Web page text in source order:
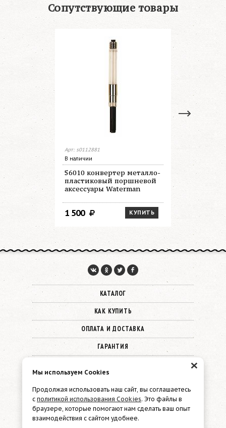
Сопутствующие товары
Арт: s0112881
В наличии
56010 конвертер металло-
пластиковый поршневой
аксессуары Waterman
КУПИТЬ
1 500
В наличии
51061
КАТАЛОГ
КАК КУПИТЬ
ОПЛАТА И ДОСТАВКА
ГАРАНТИЯ
Политика конфиденциальности
×
Мы используем Cookies
Продолжая использовать наш сайт, вы соглашаетесь
с политикой использования Cookies. Это файлы в
браузере, которые помогают нам сделать ваш опыт
взаимодействия с сайтом удобнее.